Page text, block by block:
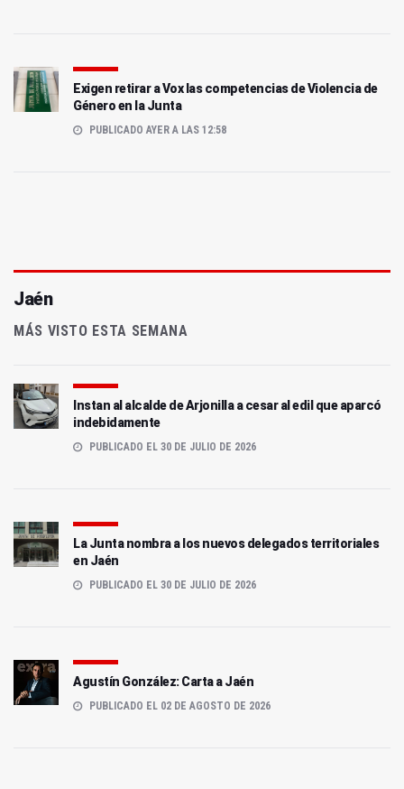
Exigen retirar a Vox las competencias de Violencia de
Género en la Junta
PUBLICADO AYER A LAS 12:58
Jaén
MÁS VISTO ESTA SEMANA
Instan al alcalde de Arjonilla a cesar al edil que aparcó
indebidamente
PUBLICADO EL 30 DE JULIO DE 2026
La Junta nombra a los nuevos delegados territoriales
en Jaén
PUBLICADO EL 30 DE JULIO DE 2026
Agustín González: Carta a Jaén
PUBLICADO EL 02 DE AGOSTO DE 2026